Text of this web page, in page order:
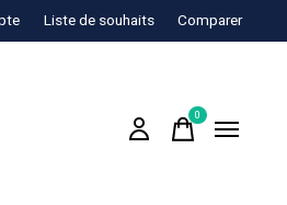
Liste de souhaits Comparer
0items